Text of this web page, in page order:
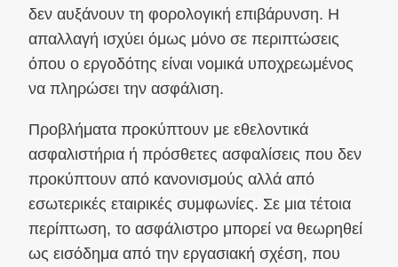
δεν αυξάνουν τη φορολογική επιβάρυνση. Η
απαλλαγή ισχύει όμως μόνο σε περιπτώσεις
όπου ο εργοδότης είναι νομικά υποχρεωμένος
να πληρώσει την ασφάλιση.
Προβλήματα προκύπτουν με εθελοντικά
ασφαλιστήρια ή πρόσθετες ασφαλίσεις που δεν
προκύπτουν από κανονισμούς αλλά από
εσωτερικές εταιρικές συμφωνίες. Σε μια τέτοια
περίπτωση, το ασφάλιστρο μπορεί να θεωρηθεί
ως εισόδημα από την εργασιακή σχέση, που